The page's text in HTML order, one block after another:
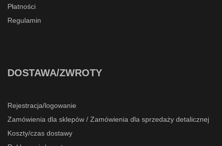
Płatności
Regulamin
DOSTAWA/ZWROTY
Rejestracja/logowanie
Zamówienia dla sklepów / Zamówienia dla sprzedaży detalicznej
Koszty/czas dostawy